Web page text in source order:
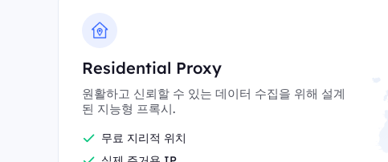
Residential Proxy
원활하고 신뢰할 수 있는 데이터 수집을 위해 설계
된 지능형 프록시.
무료 지리적 위치